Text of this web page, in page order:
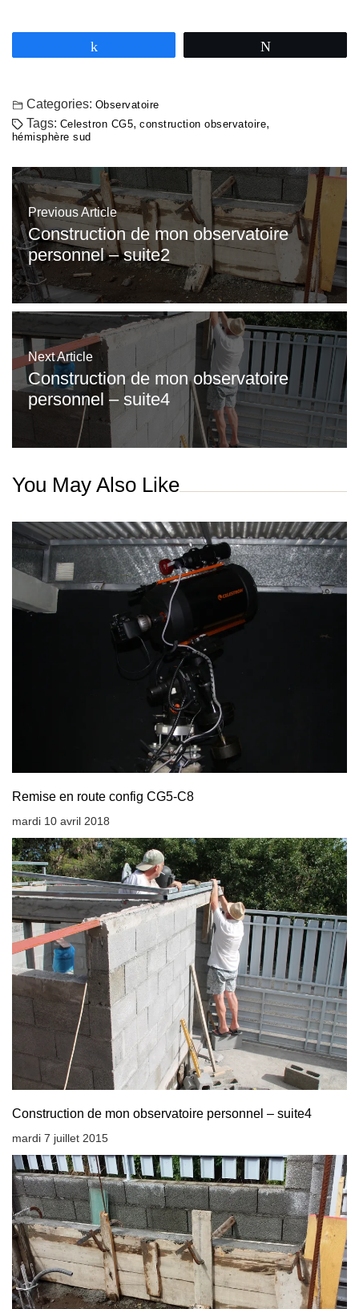
Categories: Observatoire
Tags: Celestron CG5,construction observatoire,
hémisphère sud
Previous Article
Construction de mon observatoire
personnel – suite2
Next Article
Construction de mon observatoire
personnel – suite4
You May Also Like
Remise en route config CG5-C8
mardi 10 avril 2018
Construction de mon observatoire personnel – suite4
mardi 7 juillet 2015